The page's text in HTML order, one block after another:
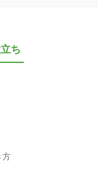
ち
方